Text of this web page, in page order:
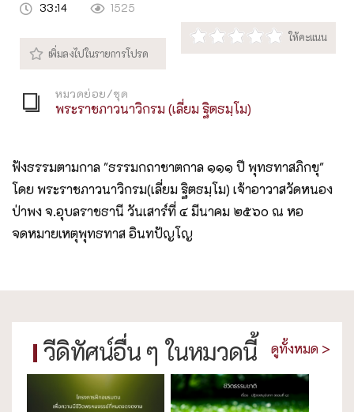
33:14 1525
หมวดย่อย/ชุด
พระราชภาวนาวิกรม (เลี่ยม ฐิตธมฺโม)
ฟังธรรมตามกาล "ธรรมกถาชาตกาล ๑๑๑ ปี พุทธทาสภิกขุ"
โดย พระราชภาวนาวิกรม(เลี่ยม ฐิตธมฺโม) เจ้าอาวาสวัดหนอง
ป่าพง จ.อุบลราชธานี วันเสาร์ที่ ๔ มีนาคม ๒๕๖๐ ณ หอ
จดหมายเหตุพุทธทาส อินทปัญโญ
วีดิทัศน์อื่น ๆ ในหมวดนี้ ดูทั้งหมด >